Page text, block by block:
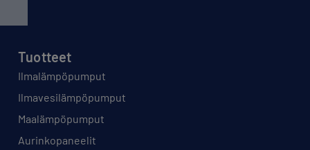
Tuotteet
Ilmalämpöpumput
Ilmavesilämpöpumput
Maalämpöpumput
Aurinkopaneelit